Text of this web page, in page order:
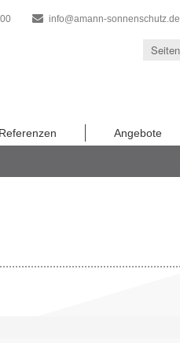
info@amann-sonnenschutz.de
Referenzen Angebote